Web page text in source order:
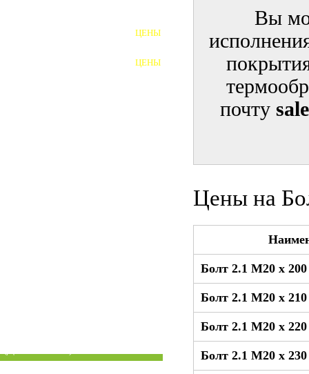
Вы
почту
Цены на
Болт 2.1 М20 x
Болт 2.1 М20 x
Болт 2.1 М20 x
Болт 2.1 М20 x
ЦЕНЫ
ЦЕНЫ